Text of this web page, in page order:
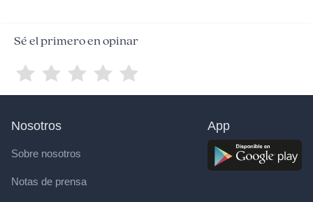
Sé el primero en opinar
Nosotros
Sobre nosotros
Notas de prensa
App